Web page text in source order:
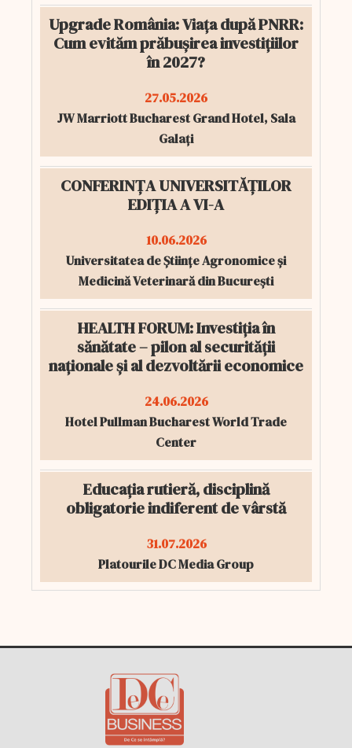
Upgrade România: Viața după PNRR:
Cum evităm prăbușirea investițiilor
în 2027?
27.05.2026
JW Marriott Bucharest Grand Hotel, Sala
Galați
CONFERINȚA UNIVERSITĂȚILOR
EDIȚIA A VI-A
10.06.2026
Universitatea de Științe Agronomice și
Medicină Veterinară din București
HEALTH FORUM: Investiția în
sănătate – pilon al securității
naționale și al dezvoltării economice
24.06.2026
Hotel Pullman Bucharest World Trade
Center
Educația rutieră, disciplină
obligatorie indiferent de vârstă
31.07.2026
Platourile DC Media Group